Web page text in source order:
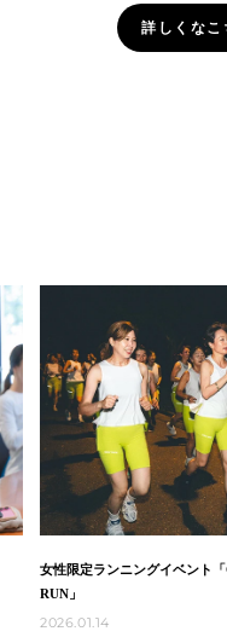
詳しくなこ
女性限定ランニングイベント
RUN」
2026.01.14